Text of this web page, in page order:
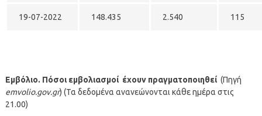
19-07-2022 148.435 2.540 115
Εμβόλιο. Πόσοι εμβολιασμοί έχουν πραγματοποιηθεί (Πηγή
emvolio.gov.gr) (Τα δεδομένα ανανεώνονται κάθε ημέρα στις
21.00)